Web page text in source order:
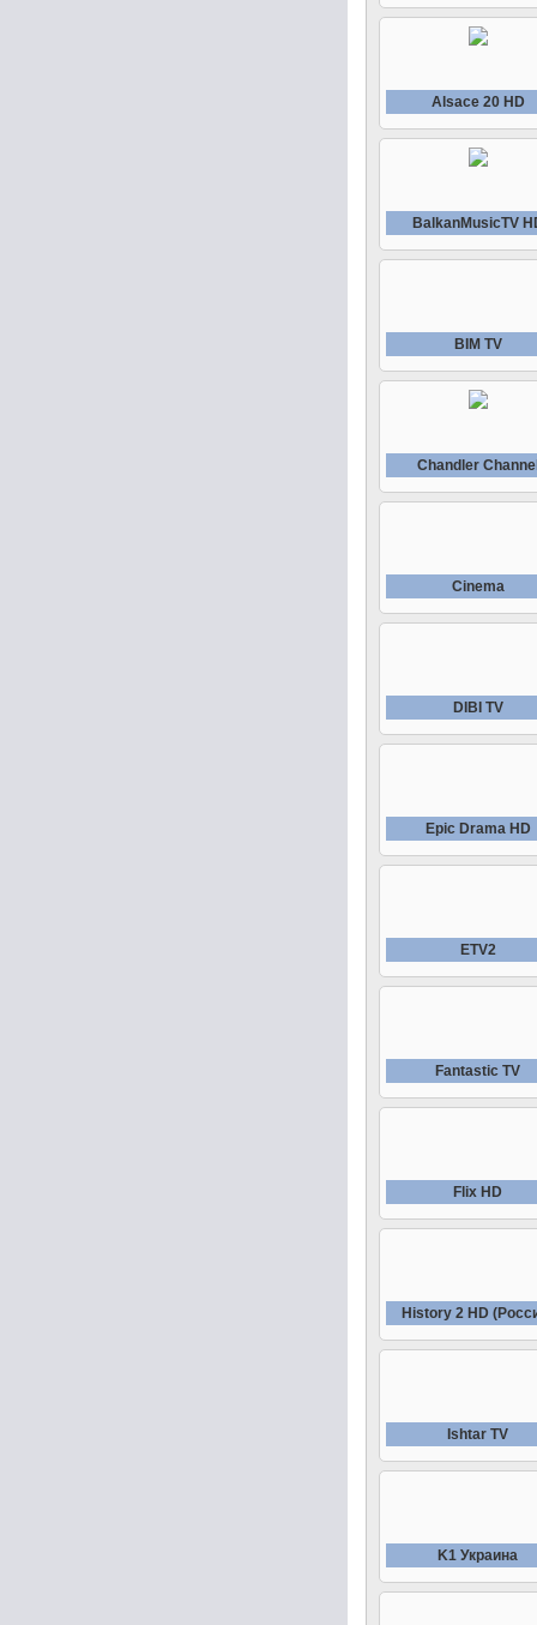
Alsace 20 HD
BalkanMusicTV
BIM TV
Chandler
Cinema
DIBI TV
Epic Drama HD
ETV2
Fantastic TV
Fliх HD
History 2 HD
Ishtar TV
K1 Украина